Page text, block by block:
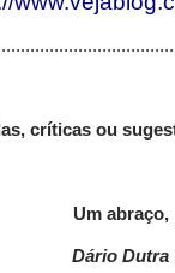
críticas ou
Um abraço,
Dário Dutra